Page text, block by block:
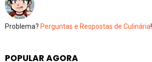
Problema? Perguntas e Respostas de Culinária!
POPULAR AGORA